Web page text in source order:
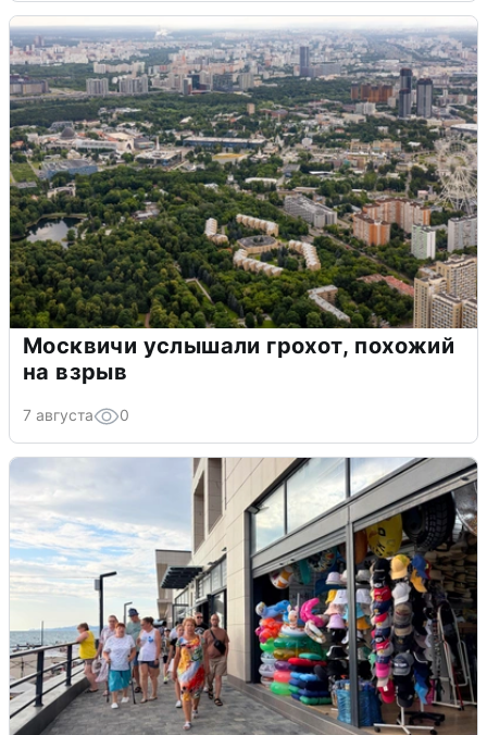
Москвичи услышали грохот, похожий
на взрыв
7 августа 0